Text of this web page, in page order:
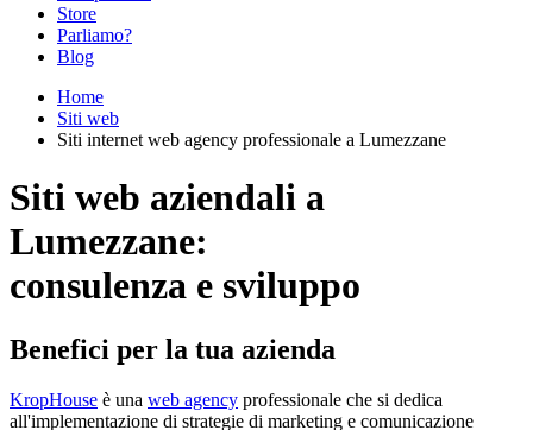
Store
Parliamo?
Blog
Home
Siti web
Siti internet web agency professionale a Lumezzane
Siti web aziendali a
Lumezzane:
consulenza e sviluppo
Benefici per la tua azienda
KropHouse è una web agency professionale che si dedica
all'implementazione di strategie di marketing e comunicazione